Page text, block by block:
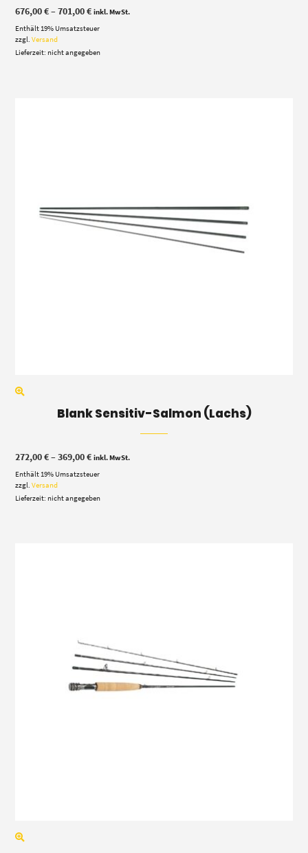
676,00€–701,00€Preisspanne:
bis
inkl. MwSt.
Enthält 19% Umsatzsteuer
zzgl.Versand
Lieferzeit: nicht angegeben
Blank Sensitiv-Salmon (Lachs)
272,00€–369,00€Preisspanne:
bis
inkl. MwSt.
Enthält 19% Umsatzsteuer
zzgl.Versand
Lieferzeit: nicht angegeben